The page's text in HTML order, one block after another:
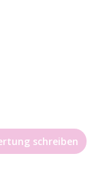
schreiben